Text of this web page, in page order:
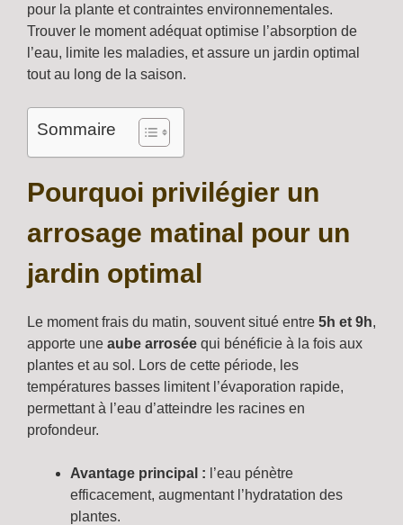
pour la plante et contraintes environnementales.
Trouver le moment adéquat optimise l’absorption de
l’eau, limite les maladies, et assure un jardin optimal
tout au long de la saison.
Sommaire
Pourquoi privilégier un
arrosage matinal pour un
jardin optimal
Le moment frais du matin, souvent situé entre 5h et 9h,
apporte une aube arrosée qui bénéficie à la fois aux
plantes et au sol. Lors de cette période, les
températures basses limitent l’évaporation rapide,
permettant à l’eau d’atteindre les racines en
profondeur.
Avantage principal : l’eau pénètre
efficacement, augmentant l’hydratation des
plantes.